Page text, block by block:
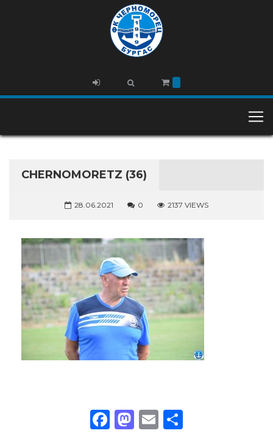
CHERNOMORETZ (36)
28.06.2021 0 2137 VIEWS
Facebook
Mastodon
Email